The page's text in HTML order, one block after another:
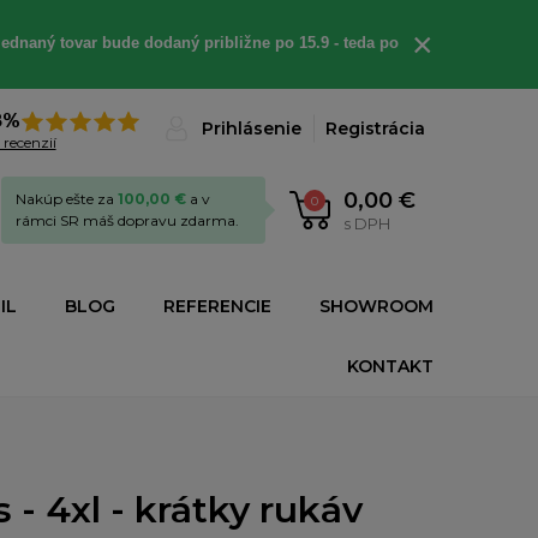
tovar bude dodaný približne po 15.9 - teda po ×
recenzií
Prihlásenie Registrácia
0 0,00 €
s DPH
Nakúp ešte za 100,00 € a v
rámci SR máš dopravu zdarma.
BLOG REFERENCIE SHOWROOM
KONTAKT
- 4xl - krátky rukáv